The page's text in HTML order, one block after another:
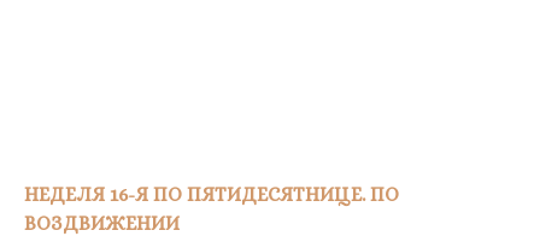
НЕДЕЛЯ 16-Я ПО ПЯТИДЕСЯТНИЦЕ. ПО
ВОЗДВИЖЕНИИ